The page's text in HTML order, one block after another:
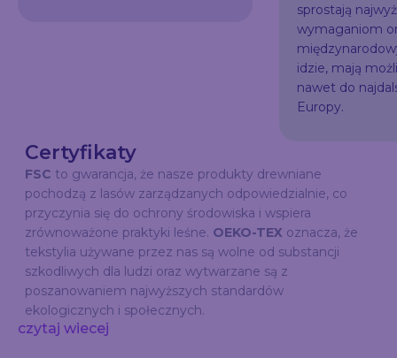
sprostają
wymaganiom
idzie, mają
nawet do
Europy.
Certyfikaty
FSC to gwarancja, że nasze produkty drewniane
pochodzą z lasów zarządzanych odpowiedzialnie, co
przyczynia się do ochrony środowiska i wspiera
zrównoważone praktyki leśne. OEKO-TEX oznacza, że
tekstylia używane przez nas są wolne od substancji
szkodliwych dla ludzi oraz wytwarzane są z
poszanowaniem najwyższych standardów
ekologicznych i społecznych.
czytaj wiecej